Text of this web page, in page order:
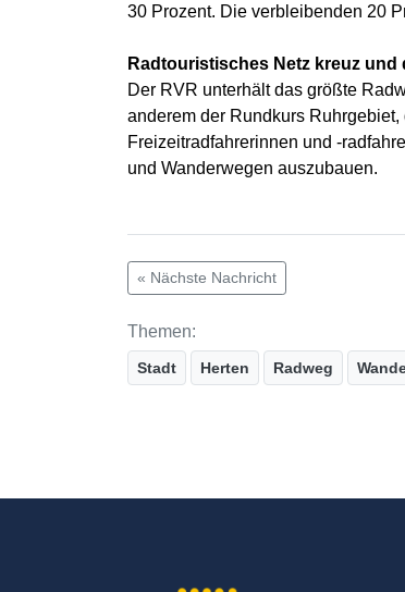
30 Prozent. Die verbleibenden 20
Radtouristisches Netz kreuz
Der RVR unterhält das größte
anderem der Rundkurs
Freizeitradfahrerinnen und -
und Wanderwegen auszubauen.
« Nächste Nachricht
Themen:
Stadt Herten Radweg